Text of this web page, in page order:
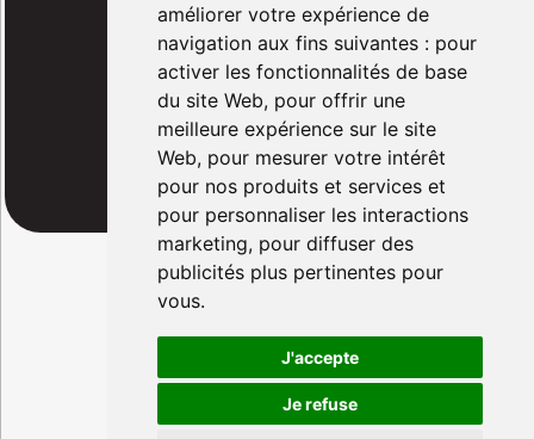
améliorer votre expérience de
navigation aux fins suivantes : pour
activer les fonctionnalités de base
du site Web, pour offrir une
meilleure expérience sur le site
Web, pour mesurer votre intérêt
pour nos produits et services et
pour personnaliser les interactions
marketing, pour diffuser des
publicités plus pertinentes pour
vous.
J'accepte
Je refuse
Notre équipe
Qui sommes-nous ?
FAQ
Actualités
Mentions légales
Protection des données
Utilisations des cookies
Tous droits réservés© 2023-2026